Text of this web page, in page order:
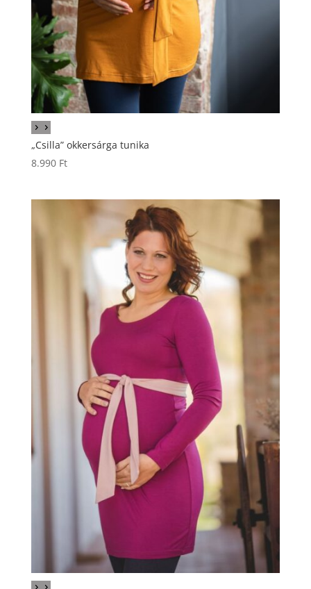
„Csilla” okkersárga tunika
8.990 Ft